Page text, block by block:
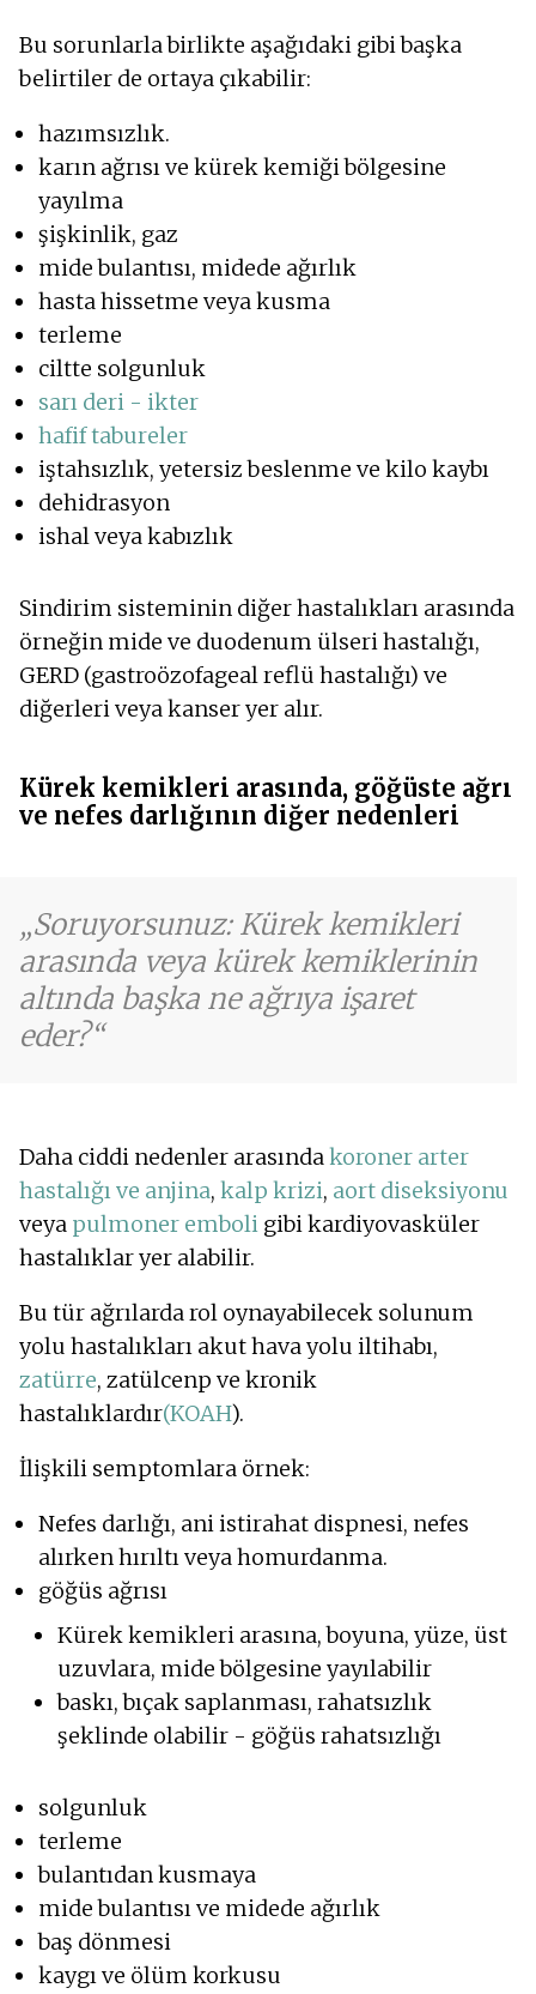
Bu sorunlarla birlikte aşağıdaki gibi başka
belirtiler de ortaya çıkabilir:
hazımsızlık.
karın ağrısı ve kürek kemiği bölgesine
yayılma
şişkinlik, gaz
mide bulantısı, midede ağırlık
hasta hissetme veya kusma
terleme
ciltte solgunluk
sarı deri - ikter
hafif tabureler
iştahsızlık, yetersiz beslenme ve kilo kaybı
dehidrasyon
ishal veya kabızlık
Sindirim sisteminin diğer hastalıkları arasında
örneğin mide ve duodenum ülseri hastalığı,
GERD (gastroözofageal reflü hastalığı) ve
diğerleri veya kanser yer alır.
Kürek kemikleri arasında, göğüste ağrı
ve nefes darlığının diğer nedenleri
Soruyorsunuz: Kürek kemikleri
arasında veya kürek kemiklerinin
altında başka ne ağrıya işaret
eder?
Daha ciddi nedenler arasında koroner arter
hastalığı ve anjina, kalp krizi, aort diseksiyonu
veya pulmoner emboli gibi kardiyovasküler
hastalıklar yer alabilir.
Bu tür ağrılarda rol oynayabilecek solunum
yolu hastalıkları akut hava yolu iltihabı,
zatürre, zatülcenp ve kronik
hastalıklardır(KOAH).
İlişkili semptomlara örnek:
Nefes darlığı, ani istirahat dispnesi, nefes
alırken hırıltı veya homurdanma.
göğüs ağrısı
Kürek kemikleri arasına, boyuna, yüze, üst
uzuvlara, mide bölgesine yayılabilir
baskı, bıçak saplanması, rahatsızlık
şeklinde olabilir - göğüs rahatsızlığı
solgunluk
terleme
bulantıdan kusmaya
mide bulantısı ve midede ağırlık
baş dönmesi
kaygı ve ölüm korkusu